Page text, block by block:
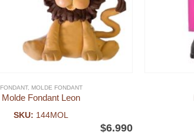
FONDANT, MOLDE FONDANT
Molde Fondant Leon
SKU: 144MOL
$6.990